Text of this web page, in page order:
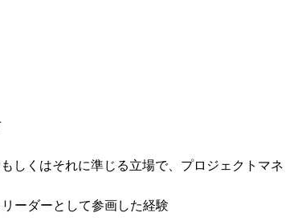
しくはそれに準じる立場で、プロジェクトマネ
ーダーとして参画した経験